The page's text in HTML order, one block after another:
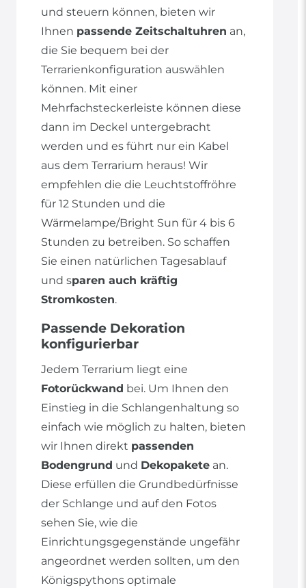
und steuern können, bieten wir
Ihnen passende Zeitschaltuhren an,
die Sie bequem bei der
Terrarienkonfiguration auswählen
können. Mit einer
Mehrfachsteckerleiste können diese
dann im Deckel untergebracht
werden und es führt nur ein Kabel
aus dem Terrarium heraus! Wir
empfehlen die die Leuchtstoffröhre
für 12 Stunden und die
Wärmelampe/Bright Sun für 4 bis 6
Stunden zu betreiben. So schaffen
Sie einen natürlichen Tagesablauf
und sparen auch kräftig
Stromkosten.
Passende Dekoration
konfigurierbar
Jedem Terrarium liegt eine
Fotorückwand bei. Um Ihnen den
Einstieg in die Schlangenhaltung so
einfach wie möglich zu halten, bieten
wir Ihnen direkt passenden
Bodengrund und Dekopakete an.
Diese erfüllen die Grundbedürfnisse
der Schlange und auf den Fotos
sehen Sie, wie die
Einrichtungsgegenstände ungefähr
angeordnet werden sollten, um den
Königspythons optimale